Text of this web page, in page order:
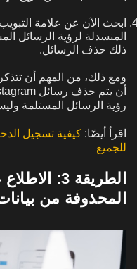
ذلك حذف الرسائل.
ومع ذلك، من المهم أن
رؤية الرسائل المستلمة
اقرأ أيضًا: كيفية تسجيل
للجميع
الطريقة 3:
المحذوفة من